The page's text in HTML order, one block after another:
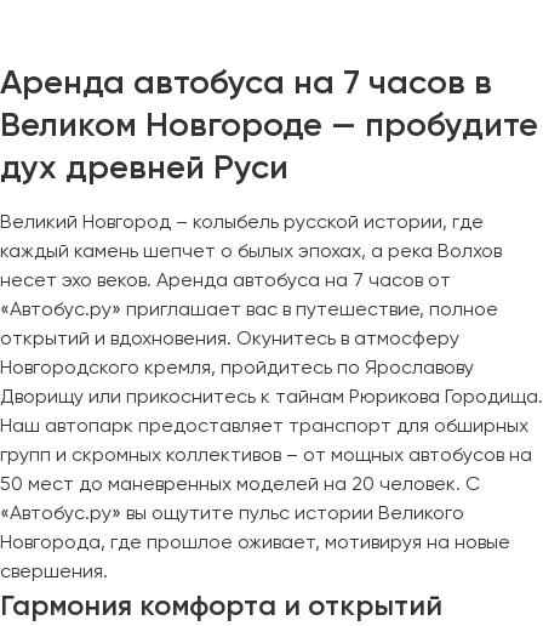
Аренда автобуса на 7 часов в
Великом Новгороде — пробудите
дух древней Руси
Великий Новгород – колыбель русской истории, где
каждый камень шепчет о былых эпохах, а река Волхов
несет эхо веков. Аренда автобуса на 7 часов от
«Автобус.ру» приглашает вас в путешествие, полное
открытий и вдохновения. Окунитесь в атмосферу
Новгородского кремля, пройдитесь по Ярославову
Дворищу или прикоснитесь к тайнам Рюрикова Городища.
Наш автопарк предоставляет транспорт для обширных
групп и скромных коллективов – от мощных автобусов на
50 мест до маневренных моделей на 20 человек. С
«Автобус.ру» вы ощутите пульс истории Великого
Новгорода, где прошлое оживает, мотивируя на новые
свершения.
Гармония комфорта и открытий